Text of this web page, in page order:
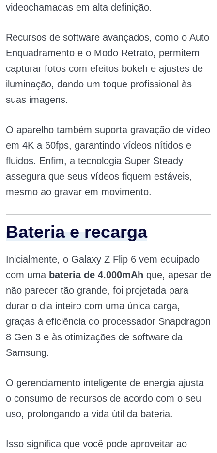
videochamadas em alta definição.
Recursos de software avançados, como o Auto
Enquadramento e o Modo Retrato, permitem
capturar fotos com efeitos bokeh e ajustes de
iluminação, dando um toque profissional às
suas imagens.
O aparelho também suporta gravação de vídeo
em 4K a 60fps, garantindo vídeos nítidos e
fluidos. Enfim, a tecnologia Super Steady
assegura que seus vídeos fiquem estáveis,
mesmo ao gravar em movimento.
Bateria e recarga
Inicialmente, o Galaxy Z Flip 6 vem equipado
com uma bateria de 4.000mAh que, apesar de
não parecer tão grande, foi projetada para
durar o dia inteiro com uma única carga,
graças à eficiência do processador Snapdragon
8 Gen 3 e às otimizações de software da
Samsung.
O gerenciamento inteligente de energia ajusta
o consumo de recursos de acordo com o seu
uso, prolongando a vida útil da bateria.
Isso significa que você pode aproveitar ao